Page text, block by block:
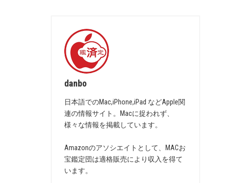
danbo
日本語でのMac,iPhone,iPad などApple関
連の情報サイト。Macに捉われず、
様々な情報を掲載しています。
Amazonのアソシエイトとして、MACお
宝鑑定団は適格販売により収入を得て
います。